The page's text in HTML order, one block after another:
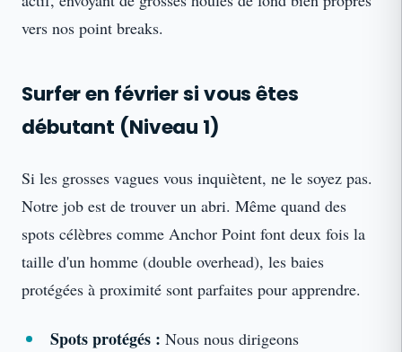
vers nos point breaks.
Surfer en février si vous êtes
débutant (Niveau 1)
Si les grosses vagues vous inquiètent, ne le soyez pas.
Notre job est de trouver un abri. Même quand des
spots célèbres comme Anchor Point font deux fois la
taille d'un homme (double overhead), les baies
protégées à proximité sont parfaites pour apprendre.
Spots protégés : Nous nous dirigeons